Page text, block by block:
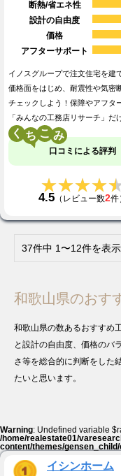
断熱/省エネ性
設計の自由度
価格
アフターサポート
イノスグループで注文住宅を建
価格面をはじめ、耐震性や気密
チェックしよう！保障やアフタ
「みんなの工務店リサーチ」だ
く こ
口コミによる評判
4.5（レビュー数2件
37件中 1〜12件を表示
和歌山県のおす
和歌山県の数あるおすすめ
と設計の自由度、価格のバ
さ等を総合的に判断をした
たいと思います。
Warning: Undefined variable
/home/realestate01/
content/themes/
イシンホーム